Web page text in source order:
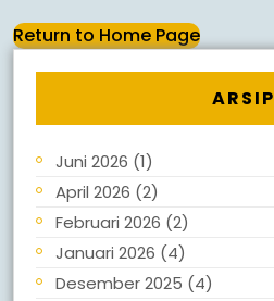
Return to Home Page
ARSIP
Juni 2026 (1)
April 2026 (2)
Februari 2026 (2)
Januari 2026 (4)
Desember 2025 (4)